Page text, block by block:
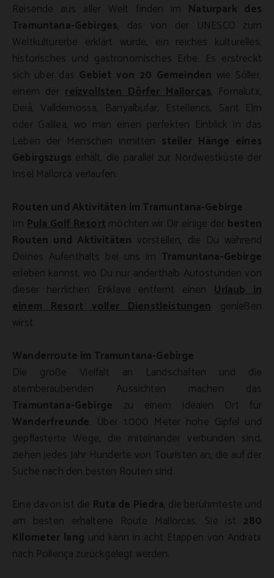
Reisende aus aller Welt finden im Naturpark des
Tramuntana-Gebirges, das von der UNESCO zum
Weltkulturerbe erklärt wurde, ein reiches kulturelles,
historisches und gastronomisches Erbe. Es erstreckt
sich über das Gebiet von 20 Gemeinden wie Sóller,
einem der reizvollsten Dörfer Mallorcas, Fornalutx,
Deià, Valldemossa, Banyalbufar, Estellencs, Sant Elm
oder Galilea, wo man einen perfekten Einblick in das
Leben der Menschen inmitten steiler Hänge eines
Gebirgszugs erhält, die parallel zur Nordwestküste der
Insel Mallorca verlaufen.
Routen und Aktivitäten im Tramuntana-Gebirge
Im Pula Golf Resortmöchten wir Dir einige der besten
Routen und Aktivitäten vorstellen, die Du während
Deines Aufenthalts bei uns im Tramuntana-Gebirge
erleben kannst, wo Du nur anderthalb Autostunden von
dieser herrlichen Enklave entfernt einen Urlaub in
einem Resort voller Dienstleistungen genießen
wirst.
Wanderroute im Tramuntana-Gebirge
Die große Vielfalt an Landschaften und die
atemberaubenden Aussichten machen das
Tramuntana-Gebirge zu einem idealen Ort für
Wanderfreunde . Über 1.000 Meter hohe Gipfel und
gepflasterte Wege, die miteinander verbunden sind,
ziehen jedes Jahr Hunderte von Touristen an, die auf der
Suche nach den besten Routen sind.
Eine davon ist die Ruta de Piedra, die berühmteste und
am besten erhaltene Route Mallorcas. Sie ist 280
Kilometer lang und kann in acht Etappen von Andratx
nach Pollença zurückgelegt werden.